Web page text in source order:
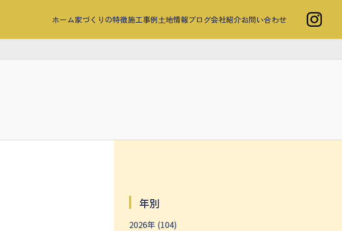
ホーム家づくりの特徴施工事例土地情報ブログ会社紹介お問い合わせ
年別
2026年 (104)